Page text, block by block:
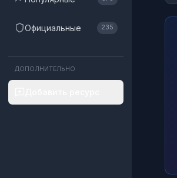
Официальные 235
ДОПОЛНИТЕЛЬНО